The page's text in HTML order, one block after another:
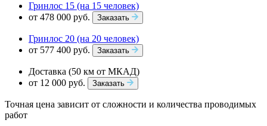
Гринлос 15 (на 15 человек)
от 478 000 руб.
Заказать
Гринлос 20 (на 20 человек)
от 577 400 руб.
Заказать
Доставка (50 км от МКАД)
от 12 000 руб.
Заказать
Точная цена зависит от сложности и количества проводимых
работ